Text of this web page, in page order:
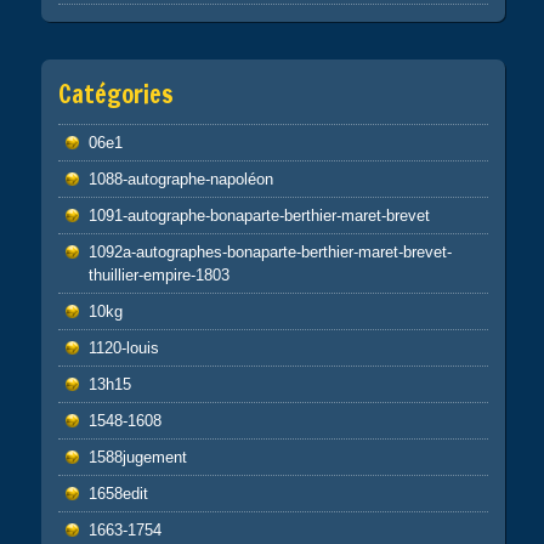
Catégories
06e1
1088-autographe-napoléon
1091-autographe-bonaparte-berthier-maret-brevet
1092a-autographes-bonaparte-berthier-maret-brevet-
thuillier-empire-1803
10kg
1120-louis
13h15
1548-1608
1588jugement
1658edit
1663-1754